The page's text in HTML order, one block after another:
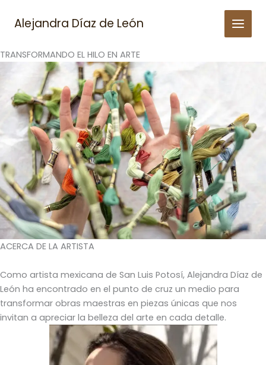
Alejandra Díaz de León
TRANSFORMANDO EL HILO EN ARTE
ACERCA DE LA ARTISTA
Como artista mexicana de San Luis Potosí, Alejandra Díaz de
León ha encontrado en el punto de cruz un medio para
transformar obras maestras en piezas únicas que nos
invitan a apreciar la belleza del arte en cada detalle.